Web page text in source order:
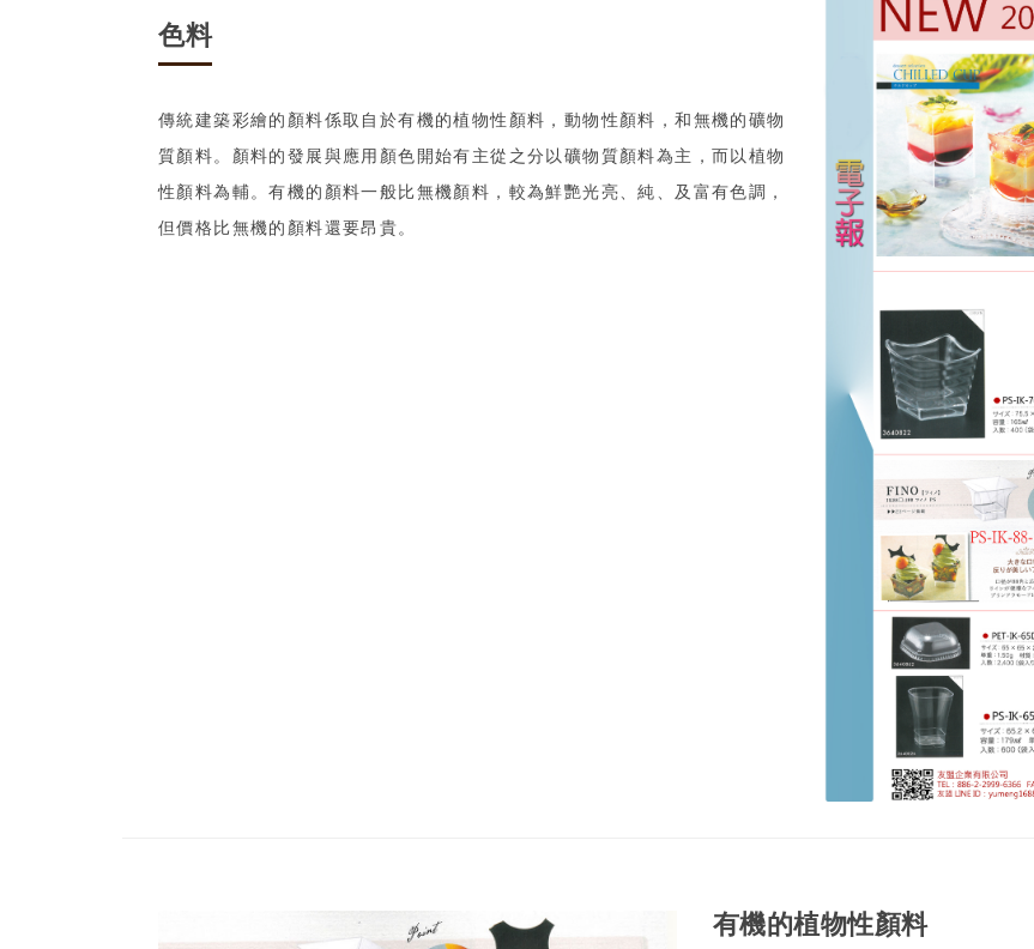
色料
傳統建築彩繪的顏料係取自於有機的植物性顏料，動物性顏料，和無機的礦物
質顏料。顏料的發展與應用顏色開始有主從之分以礦物質顏料為主，而以植物
性顏料為輔。有機的顏料一般比無機顏料，較為鮮艷光亮、純、及富有色調，
但價格比無機的顏料還要昂貴。
有機的植物性顏料